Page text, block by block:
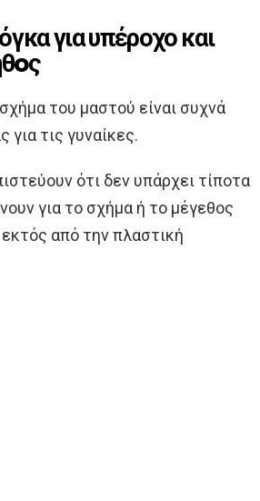
για υπέροχο και
του μαστού είναι συχνά
τις γυναίκες.
ότι δεν υπάρχει τίποτα
για το σχήμα ή το μέγεθος
από την πλαστική